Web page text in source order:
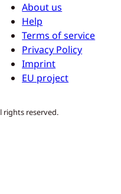
About us
Help
Terms of service
Privacy Policy
Imprint
EU project
rights reserved.